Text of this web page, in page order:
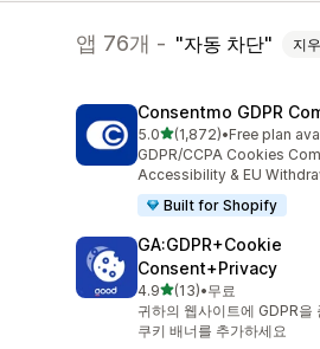
앱 76개 - 자동 차단 지
Consentmo GDPR
5.0별 5개 중
(1,872)
총 리뷰 1872개
•Free plan
GDPR/CCPA Cookies
Accessibility & EU
Built for Shopify
GA:GDPR+Cookie
Consent+Privacy
4.9별 5개 중
(13)
총 리뷰 13개
•무료
귀하의 웹사이트에 GDPR을
쿠키 배너를 추가하세요